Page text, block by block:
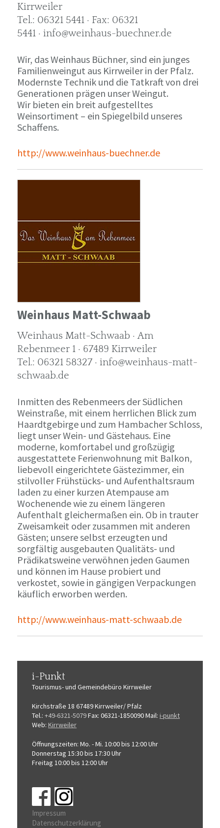
Kirrweiler
Tel.: 06321 5441 · Fax: 06321
5441 · info@weinhaus-buechner.de
Wir, das Weinhaus Büchner, sind ein junges
Familienweingut aus Kirrweiler in der Pfalz.
Modernste Technik und die Tatkraft von drei
Generationen prägen unser Weingut.
Wir bieten ein breit aufgestelltes
Weinsortiment – ein Spiegelbild unseres
Schaffens.
http://www.weinhaus-buechner.de
Weinhaus Matt-Schwaab
Weinhaus Matt-Schwaab · Am
Rebenmeer 1 · 67489 Kirrweiler
Tel.: 06321 58327 · info@weinhaus-matt-
schwaab.de
Inmitten des Rebenmeers der Südlichen
Weinstraße, mit einem herrlichen Blick zum
Haardtgebirge und zum Hambacher Schloss,
liegt unser Wein- und Gästehaus. Eine
moderne, komfortabel und großzügig
ausgestattete Ferienwohnung mit Balkon,
liebevoll eingerichtete Gästezimmer, ein
stilvoller Frühstücks- und Aufenthaltsraum
laden zu einer kurzen Atempause am
Wochenende wie zu einem längeren
Aufenthalt gleichermaßen ein. Ob in trauter
Zweisamkeit oder zusammen mit anderen
Gästen; unsere selbst erzeugten und
sorgfältig ausgebauten Qualitäts- und
Prädikatsweine verwöhnen jeden Gaumen
und können im Hause probiert und
verkostet, sowie in gängigen Verpackungen
käuflich erworben werden.
http://www.weinhaus-matt-schwaab.de
i-Punkt
Tourismus-und Gemeindebüro Kirrweiler
Kirchstraße 18 67489 Kirrweiler/ Pfalz
Tel.: +49-6321-5079Fax: 06321-1850090Mail: i-punkt
Web: Kirrweiler
Öffnungszeiten: Mo. - Mi. 10:00 bis 12:00 Uhr
Donnerstag 15:30 bis 17:30 Uhr
Freitag 10:00 bis 12:00 Uhr
Impressum
Datenschutzerklärung